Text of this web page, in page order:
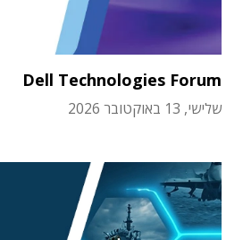
Dell Technologies Forum
שלישי, 13 באוקטובר 2026